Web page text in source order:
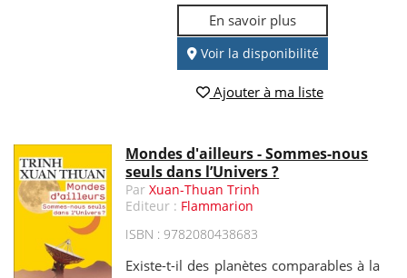
En savoir plus
Voir la disponibilité
Ajouter à ma liste
Mondes d'ailleurs - Sommes-nous
seuls dans l’Univers ?
ParXuan-Thuan Trinh
Editeur : Flammarion
ISBN : 9782080438683
Existe-t-il des planètes comparables à la